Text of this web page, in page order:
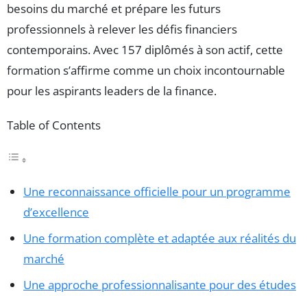
besoins du marché et prépare les futurs
professionnels à relever les défis financiers
contemporains. Avec 157 diplômés à son actif, cette
formation s’affirme comme un choix incontournable
pour les aspirants leaders de la finance.
Table of Contents
Une reconnaissance officielle pour un programme
d’excellence
Une formation complète et adaptée aux réalités du
marché
Une approche professionnalisante pour des études